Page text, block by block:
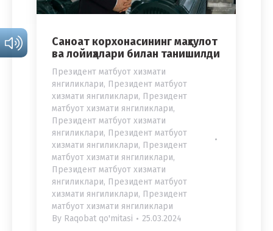
Саноат корхонасининг маҳсулот
ва лойиҳалари билан танишилди
Президент матбуот хизмати
янгиликлари, Президент матбуот
хизмати янгиликлари, Президент
матбуот хизмати янгиликлари,
Президент матбуот хизмати
янгиликлари, Президент матбуот
хизмати янгиликлари, Президент
матбуот хизмати янгиликлари,
Президент матбуот хизмати
янгиликлари, Президент матбуот
хизмати янгиликлари, Президент
матбуот хизмати янгиликлари
By Raqobat qo'mitasi 25.03.2024